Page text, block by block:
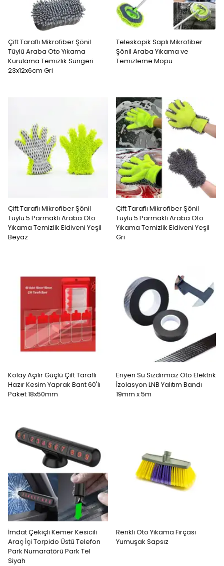
Çift Taraflı Mikrofiber Şönil
Tüylü Araba Oto Yıkama
Kurulama Temizlik Süngeri
23x12x6cm Gri
Teleskopik Saplı Mikrofiber
Şönil Araba Yıkama ve
Temizleme Mopu
Çift Taraflı Mikrofiber Şönil
Tüylü 5 Parmaklı Araba Oto
Yıkama Temizlik Eldiveni Yeşil
Beyaz
Çift Taraflı Mikrofiber Şönil
Tüylü 5 Parmaklı Araba Oto
Yıkama Temizlik Eldiveni Yeşil
Gri
Kolay Açılır Güçlü Çift Taraflı
Hazır Kesim Yaprak Bant 60'lı
Paket 18x50mm
Eriyen Su Sızdırmaz Oto Elektrik
İzolasyon LNB Yalıtım Bandı
19mm x 5m
İmdat Çekiçli Kemer Kesicili
Araç İçi Torpido Üstü Telefon
Park Numaratörü Park Tel
Siyah
Renkli Oto Yıkama Fırçası
Yumuşak Sapsız